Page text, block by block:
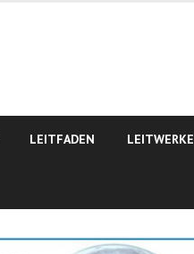
LEITFADEN LEITWERKE